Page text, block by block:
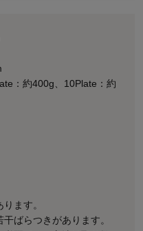
：約400g、10Plate：約
ます。
ばらつきがあります。